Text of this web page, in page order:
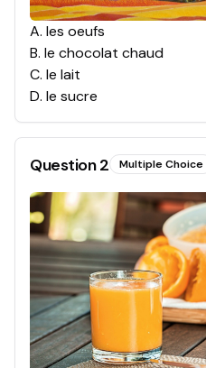
A. les oeufs
B. le chocolat chaud
C. le lait
D. le sucre
Question2 Multiple Choice